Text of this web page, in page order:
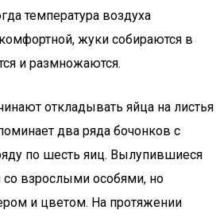
температура воздуха
жуки собираются в
и размножаются.
откладывать яйца на листья
два ряда бочонков с
по шесть яиц. Вылупившиеся
взрослыми особями, но
и цветом. На протяжении